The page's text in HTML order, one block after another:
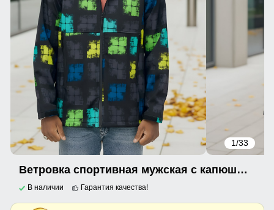
1/33
Ветровка спортивная мужская с капюшоном softshell желтого цвета 9563J
В наличии Гарантия качества!